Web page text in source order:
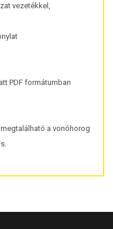
vezetékkel,
PDF formátumban
a vonóhorog